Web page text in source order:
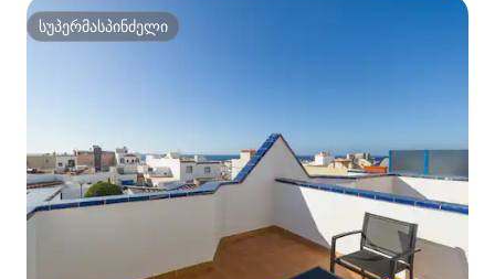
სუპერმასპინძელი
სუპერმასპინძელი